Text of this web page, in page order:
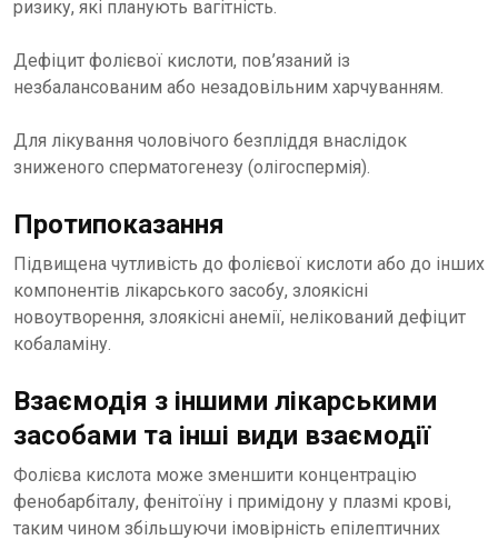
ризику, які планують вагітність.
Дефіцит фолієвої кислоти, пов’язаний із
незбалансованим або незадовільним харчуванням.
Для лікування чоловічого безпліддя внаслідок
зниженого сперматогенезу (олігоспермія).
Протипоказання
Підвищена чутливість до фолієвої кислоти або до інших
компонентів лікарського засобу, злоякісні
новоутворення, злоякісні анемії, нелікований дефіцит
кобаламіну.
Взаємодія з іншими лікарськими
засобами та інші види взаємодії
Фолієва кислота може зменшити концентрацію
фенобарбіталу, фенітоїну і примідону у плазмі крові,
таким чином збільшуючи імовірність епілептичних